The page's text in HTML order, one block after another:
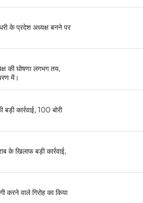
के प्रदेश अध्यक्ष बनने पर
की घोषणा लगभग तय,
में।
कार्रवाई, 100 बोरी
के खिलाफ बड़ी कार्रवाई,
करने वाले गिरोह का किया